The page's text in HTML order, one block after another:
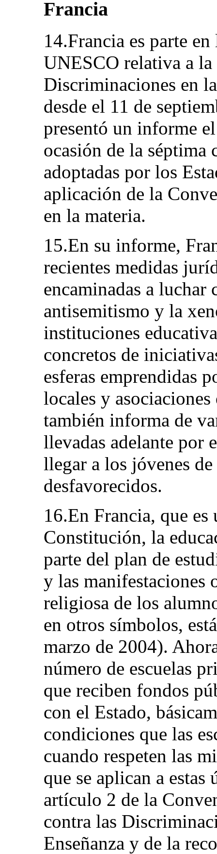
Francia
14.Francia es parte
UNESCO relativa a
Discriminaciones en
desde el 11 de
presentó un informe
ocasión de la séptima
adoptadas por los
aplicación de la
en la materia.
15.En su informe,
recientes medidas
encaminadas a luchar
antisemitismo y la
instituciones
concretos de
esferas emprendidas
locales y
también informa de
llevadas adelante por
llegar a los jóvenes
desfavorecidos.
16.En Francia, que
Constitución, la
parte del plan de
y las manifestaciones
religiosa de los
en otros símbolos,
marzo de 2004).
número de escuelas
que reciben fondos
con el Estado,
condiciones que las
cuando respeten las
que se aplican a
artículo 2 de la
contra las
Enseñanza y de la